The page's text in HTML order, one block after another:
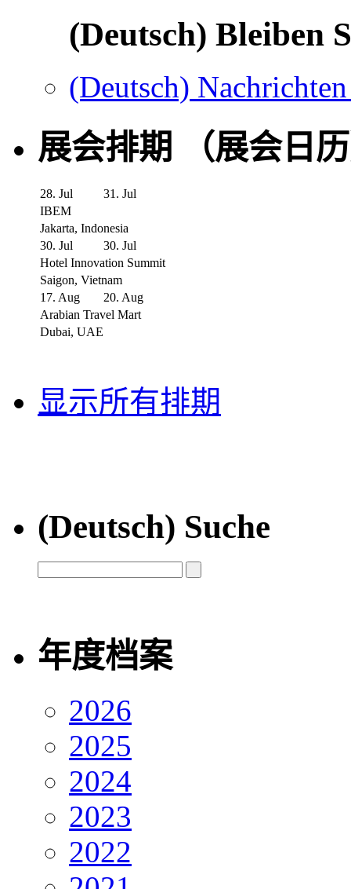
(Deutsch) Bleiben
(Deutsch)
展会排期 （展会日
28. Jul
31. Jul
IBEM
Jakarta, Indonesia
30. Jul
30. Jul
Hotel Innovation Summit
Saigon, Vietnam
17. Aug
20. Aug
Arabian Travel Mart
Dubai, UAE
显示所有排期
(Deutsch) Suche
年度档案
2026
2025
2024
2023
2022